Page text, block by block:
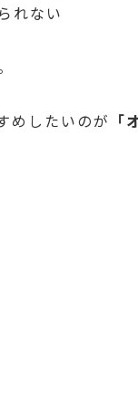
れない
めしたいのが 「